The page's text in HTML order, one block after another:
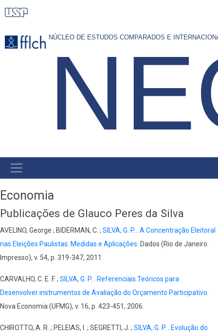
Pular
conteúdo
NÚCLEO DE ESTUDOS COMPARADOS E
PRIMARY
LINKS
Economia
Publicações de Glauco Peres da Silva
AVELINO, George ; BIDERMAN, C. ; SILVA, G. P.
A Concentração Eleitoral
nas Eleições Paulistas: Medidas e Aplicações . Dados (Rio de Janeiro.
Impresso), v. 54, p. 319-347, 2011.
CARVALHO, C. E. F. ; SILVA, G. P.
Referenciais Teóricos para
Desenvolver instrumentos de Avaliação do Orçamento Participativo
Nova Economia (UFMG), v. 16, p. 423-451, 2006.
CHIROTTO, A. R. ; PELEIAS, I. ; SEGRETTI, J. ; SILVA, G. P.
Evolução do